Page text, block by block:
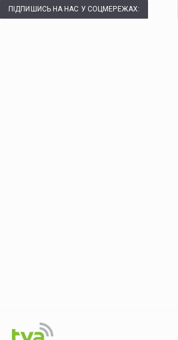
ПІДПИШИСЬ НА НАС У СОЦМЕРЕЖАХ: